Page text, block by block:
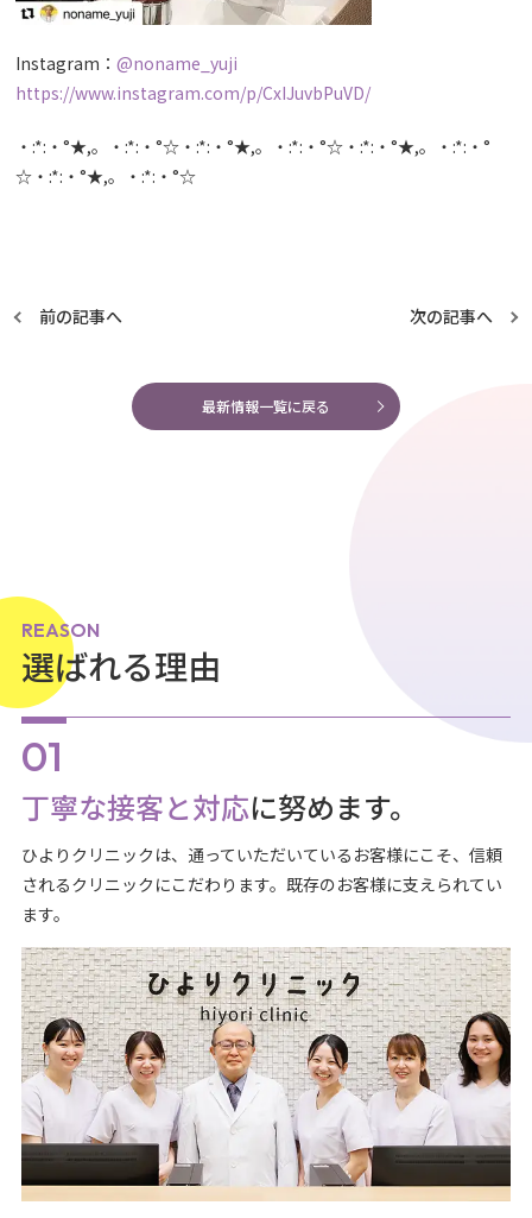
Instagram：@noname_yuji
https://www.instagram.com/p/CxIJuvbPuVD/
・:*:・°★,。・:*:・°☆・:*:・°★,。・:*:・°☆・:*:・°★,。・:*:・°
☆・:*:・°★,。・:*:・°☆
前の記事へ 次の記事へ
最新情報一覧に戻る
REASON
選ばれる理由
丁寧な接客と対応に努めます。
ひよりクリニックは、通っていただいているお客様にこそ、信頼
されるクリニックにこだわります。既存のお客様に支えられてい
ます。